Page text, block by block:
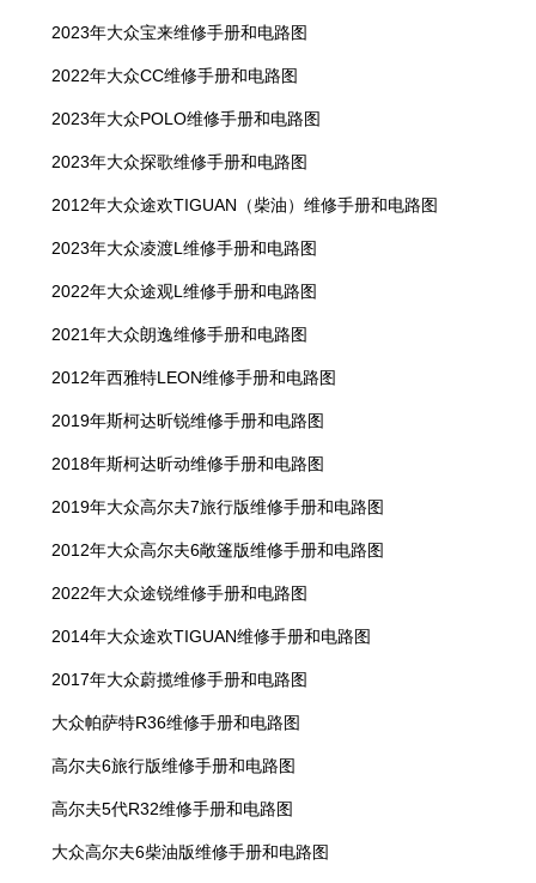
2023年大众宝来维修手册和电路图
2022年大众CC维修手册和电路图
2023年大众POLO维修手册和电路图
2023年大众探歌维修手册和电路图
2012年大众途欢TIGUAN（柴油）维修手册和电路图
2023年大众凌渡L维修手册和电路图
2022年大众途观L维修手册和电路图
2021年大众朗逸维修手册和电路图
2012年西雅特LEON维修手册和电路图
2019年斯柯达昕锐维修手册和电路图
2018年斯柯达昕动维修手册和电路图
2019年大众高尔夫7旅行版维修手册和电路图
2012年大众高尔夫6敞篷版维修手册和电路图
2022年大众途锐维修手册和电路图
2014年大众途欢TIGUAN维修手册和电路图
2017年大众蔚揽维修手册和电路图
大众帕萨特R36维修手册和电路图
高尔夫6旅行版维修手册和电路图
高尔夫5代R32维修手册和电路图
大众高尔夫6柴油版维修手册和电路图